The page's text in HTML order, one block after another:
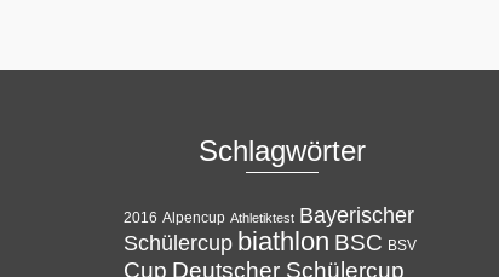
Schlagwörter
2016 Alpencup Athletiktest Bayerischer
Schülercup biathlon BSC BSV
Cup Deutscher Schülercup